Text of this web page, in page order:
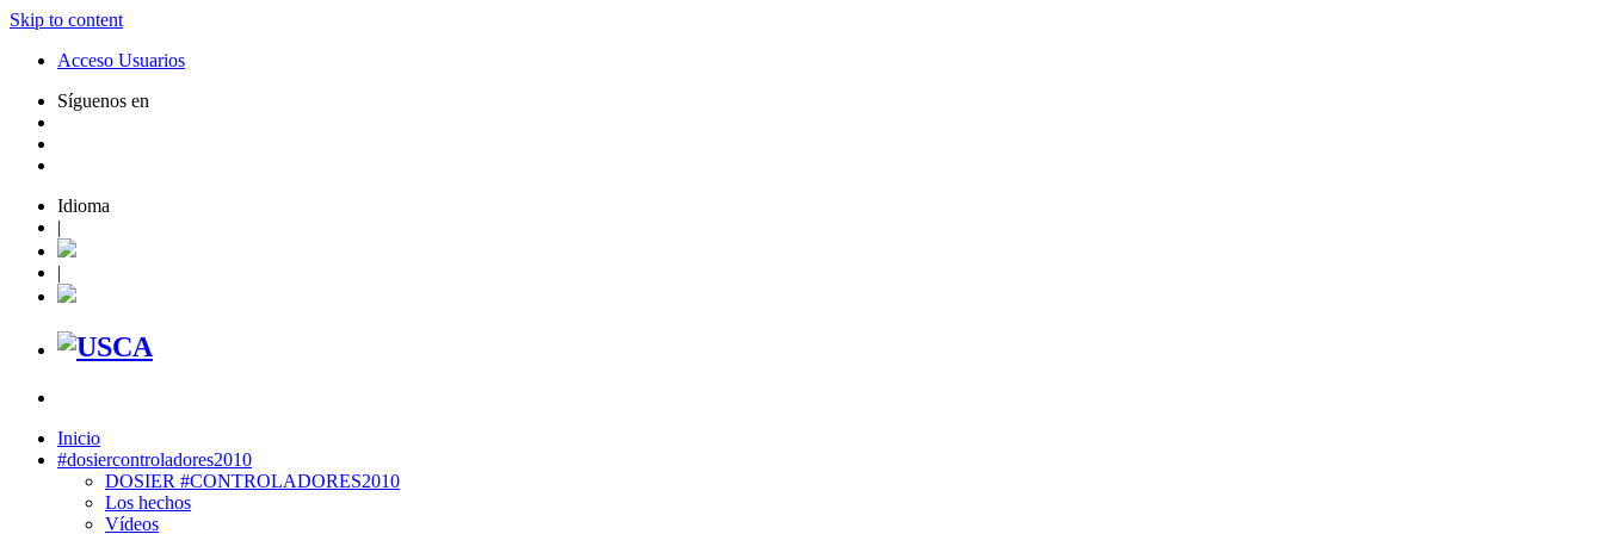
Skip to content
Acceso Usuarios
Síguenos en
Idioma
|
|
Inicio
#dosiercontroladores2010
DOSIER #CONTROLADORES2010
Los hechos
Vídeos